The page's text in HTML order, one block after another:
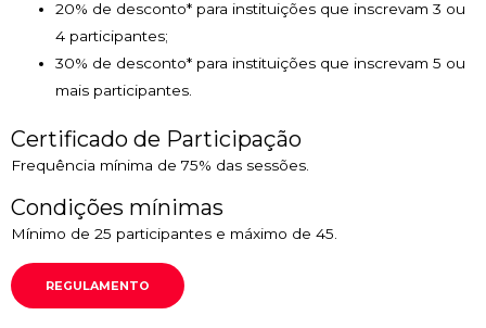
20% de desconto* para instituições que inscrevam 3 ou
4 participantes;
30% de desconto* para instituições que inscrevam 5 ou
mais participantes.
Certificado de Participação
Frequência mínima de 75% das sessões.
Condições mínimas
Mínimo de 25 participantes e máximo de 45.
REGULAMENTO